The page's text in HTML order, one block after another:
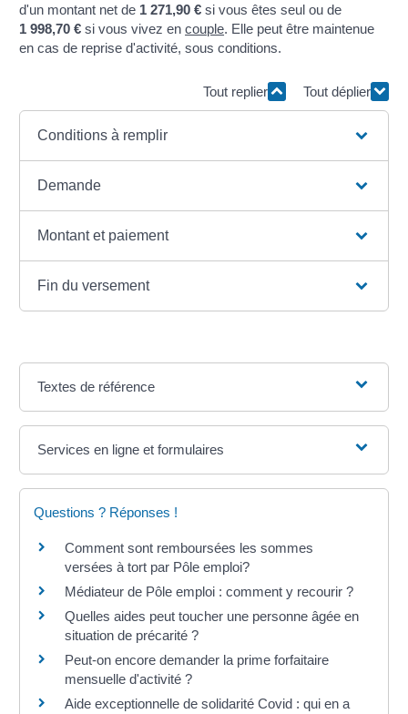
d'un montant net de 1 271,90 € si vous êtes seul ou de
1 998,70 € si vous vivez encouple. Elle peut être maintenue
en cas de reprise d'activité, sous conditions.
Tout replier Tout déplier
Conditions à remplir
Demande
Montant et paiement
Fin du versement
Textes de référence
Services en ligne et formulaires
Questions ? Réponses !
Comment sont remboursées les sommes
versées à tort par Pôle emploi?
Médiateur de Pôle emploi : comment y recourir ?
Quelles aides peut toucher une personne âgée en
situation de précarité ?
Peut-on encore demander la prime forfaitaire
mensuelle d'activité ?
Aide exceptionnelle de solidarité Covid : qui en a